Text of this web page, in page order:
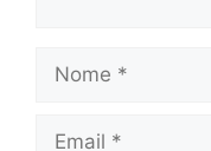
Nome
Email